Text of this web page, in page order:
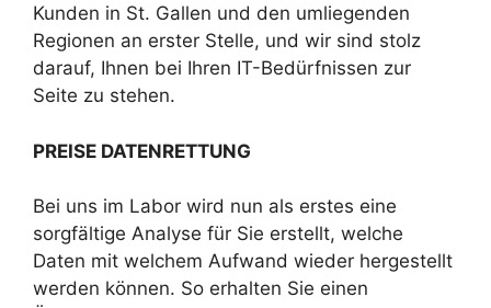
Kunden in St. Gallen und den umliegenden
Regionen an erster Stelle, und wir sind stolz
darauf, Ihnen bei Ihren IT-Bedürfnissen zur
Seite zu stehen.
PREISE DATENRETTUNG
Bei uns im Labor wird nun als erstes eine
sorgfältige Analyse für Sie erstellt, welche
Daten mit welchem Aufwand wieder hergestellt
werden können. So erhalten Sie einen